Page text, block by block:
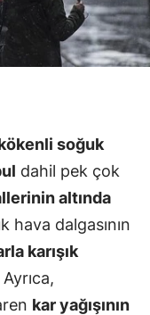
soğuk
dahil pek çok
altında
hava dalgasının
karışık
kar yağışının